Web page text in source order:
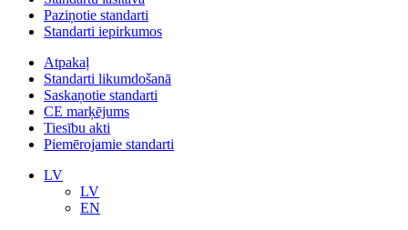
Paziņotie standarti
Standarti iepirkumos
Atpakaļ
Standarti likumdošanā
Saskaņotie standarti
CE marķējums
Tiesību akti
Piemērojamie standarti
LV
LV
EN